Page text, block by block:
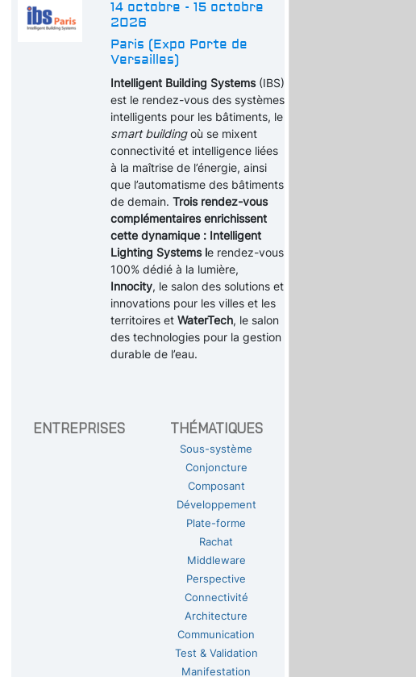
14 octobre - 15 octobre
2026
Paris (Expo Porte de
Versailles)
Intelligent Building Systems(IBS)
est le rendez-vous des systèmes
intelligents pour les bâtiments, le
smart buildingoù se mixent
connectivité et intelligence liées
à la maîtrise de l’énergie, ainsi
que l’automatisme des bâtiments
de demain. Trois rendez-vous
complémentaires enrichissent
cette dynamique : Intelligent
Lighting Systems le rendez-vous
100% dédié à la lumière,
Innocity, le salon des solutions et
innovations pour les villes et les
territoires et WaterTech, le salon
des technologies pour la gestion
durable de l’eau.
ENTREPRISES THÉMATIQUES
Sous-système
Conjoncture
Composant
Développement
Plate-forme
Rachat
Middleware
Perspective
Connectivité
Architecture
Communication
Test & Validation
Manifestation